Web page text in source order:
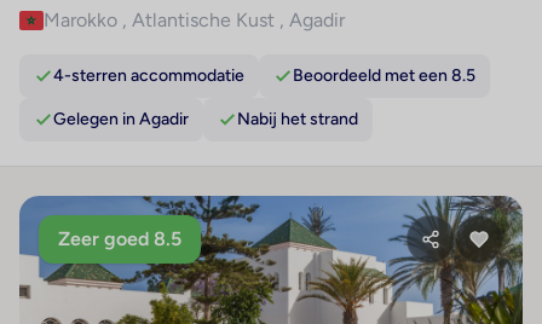
Marokko , Atlantische Kust , Agadir
4-sterren accommodatie Beoordeeld met een 8.5
Gelegen in Agadir Nabij het strand
Zeer goed 8.5